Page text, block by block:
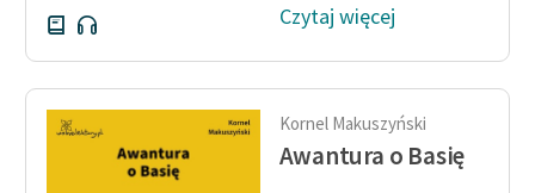
Szkoła Poezji Wolnych
Lektur
O nas
Czytaj więcej
Kornel Makuszyński
Awantura o Basię